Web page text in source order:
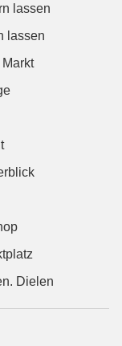
lassen
lassen
Dielen